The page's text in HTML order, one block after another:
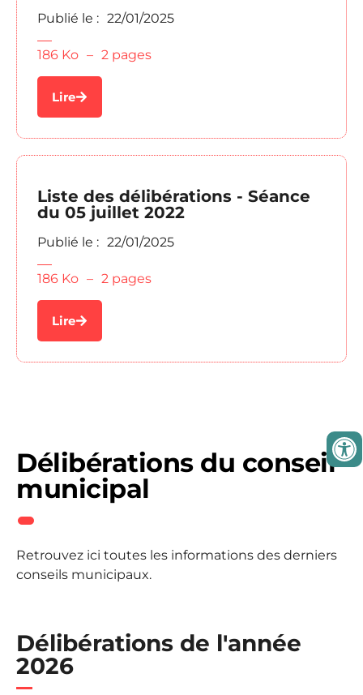
Publié le : 22/01/2025
186 Ko – 2 pages
Lire
Liste des délibérations - Séance
du 05 juillet 2022
Publié le : 22/01/2025
186 Ko – 2 pages
Lire
Délibérations du conseil
municipal
Retrouvez ici toutes les informations des derniers
conseils municipaux.
Délibérations de l'année
2026